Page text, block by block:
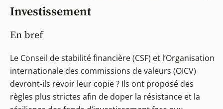
Investissement
En bref
Le Conseil de stabilité financière (CSF) et l’Organisation
internationale des commissions de valeurs (OICV)
devront-ils revoir leur copie ? Ils ont proposé des
règles plus strictes afin de doper la résistance et la